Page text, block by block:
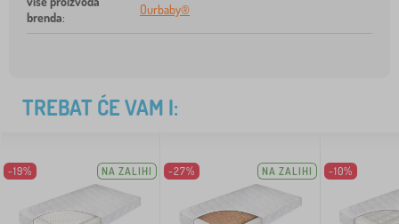
brenda:
Ourbaby®
TREBAT ĆE VAM I:
-19% NA ZALIHI -27% NA ZALIHI -10%